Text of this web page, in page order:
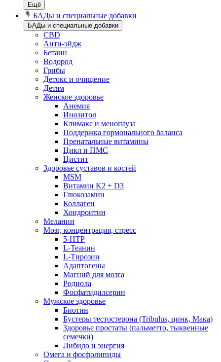
Ещё
БАДы и специальные добавки
БАДы и специальные добавки
CBD
Анти-эйдж
Бетаин
Водород
Грибы
Детокс и очищение
Детям
Женское здоровье
Анемия
Инозитол
Климакс и менопауза
Поддержка гормонального баланса
Пренатальные витамины
Цикл и ПМС
Цистит
Здоровье суставов и костей
MSM
Витамин K2 + D3
Глюкозамин
Коллаген
Хондроитин
Меланин
Мозг, концентрация, стресс
5-HTP
L-Теанин
L-Тирозин
Адаптогены
Магний для мозга
Родиола
Фосфатидилсерин
Мужское здоровье
Биотин
Бустеры тестостерона (Tribulus, цинк, Мака)
Здоровье простаты (пальметто, тыквенные
семечки)
Либидо и энергия
Омега и фосфолипиды